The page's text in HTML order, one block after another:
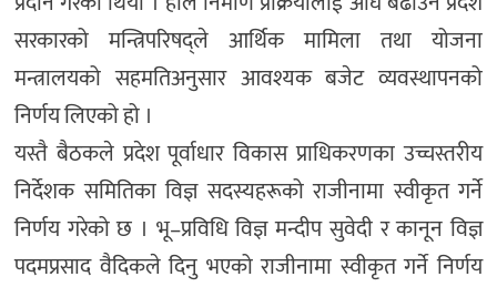
सरकारको मन्त्रिपरिषद्ले आर्थिक मामिला तथा योजना
मन्त्रालयको सहमतिअनुसार आवश्यक बजेट व्यवस्थापनको
निर्णय लिएको हो ।
यस्तै बैठकले प्रदेश पूर्वाधार विकास प्राधिकरणका उच्चस्तरीय
निर्देशक समितिका विज्ञ सदस्यहरूको राजीनामा स्वीकृत गर्ने
निर्णय गरेको छ । भू–प्रविधि विज्ञ मन्दीप सुवेदी र कानून विज्ञ
पदमप्रसाद वैदिकले दिनु भएको राजीनामा स्वीकृत गर्ने निर्णय